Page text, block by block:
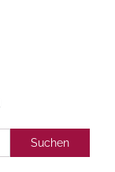
Suchen